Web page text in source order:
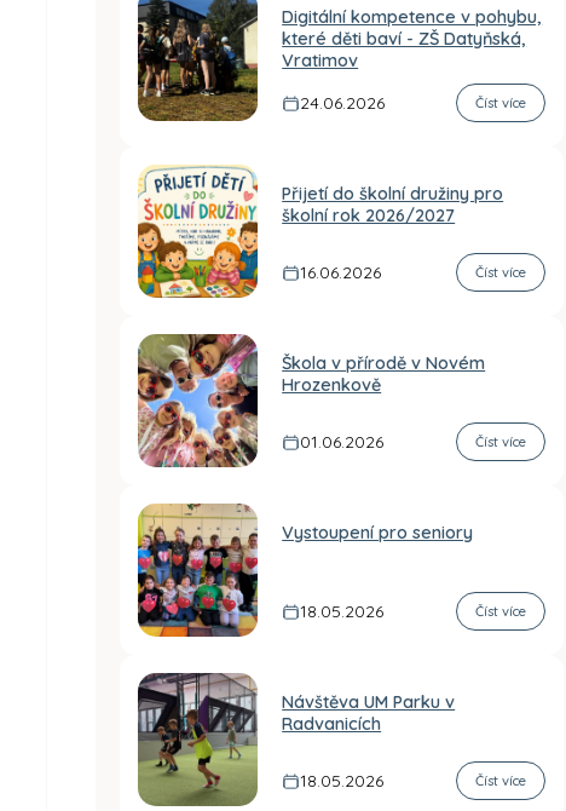
Digitální kompetence v pohybu,
které děti baví - ZŠ Datyňská,
Vratimov
24.06.2026
Číst více
Přijetí do školní družiny pro
školní rok 2026/2027
16.06.2026 Číst více
Škola v přírodě v Novém
Hrozenkově
01.06.2026 Číst více
Vystoupení pro seniory
18.05.2026 Číst více
Návštěva UM Parku v
Radvanicích
18.05.2026 Číst více